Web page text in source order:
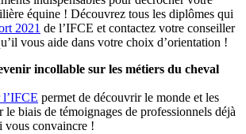
équine ! Découvrez tous les diplômes qui
2021 de l’IFCE et contactez votre conseiller
vous aide dans votre choix d’orientation !
incollable sur les métiers du cheval
l’IFCE permet de découvrir le monde et les
le biais de témoignages de professionnels déjà
vous convaincre !